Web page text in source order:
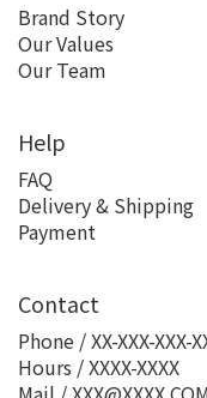
Brand Story
Our Values
Our Team
Help
FAQ
Delivery & Shipping
Payment
Contact
Phone / XX-XXX-XXX-
Hours / XXXX-XXXX